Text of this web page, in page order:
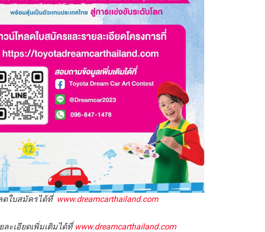
ดใบสมัครได้ที่ www.dreamcarthailand.com
ละเอียดเพิ่มเติมได้ที่ www.dreamcarthailand.com